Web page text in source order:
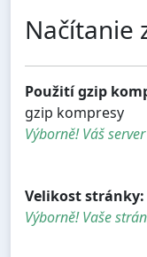
Načítanie
Použití gzip
gzip kompresy
Výborně! Váš
Velikost stránky:
Výborně! Vaše